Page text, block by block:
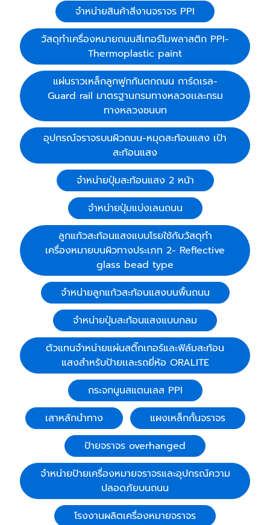
จำหน่ายสินค้าสีงานจราจร PPI
วัสดุทำเครื่องหมายถนนสีเทอร์โมพลาสติก PPI-
Thermoplastic paint
แผ่นราวเหล็กลูกฟูกกันตกถนน การ์ดเรล-
Guard rail มาตรฐานกรมทางหลวงเเละกรม
ทางหลวงชนบท
อุปกรณ์จราจรบนผิวถนน-หมุดสะท้อนแสง เป้า
สะท้อนแสง
จำหน่ายปุ่มสะท้อนแสง 2 หน้า
จำหน่ายปุ่มแบ่งเลนถนน
ลูกแก้วสะท้อนแสงแบบโรยใช้กับวัสดุทำ
เครื่องหมายบนผิวทางประเภท 2- Reflective
glass bead type
จำหน่ายลูกแก้วสะท้อนแสงบนพื้นถนน
จำหน่ายปุ่มสะท้อนแสงแบบกลม
ตัวแทนจำหน่ายแผ่นสติ๊กเกอร์และฟิล์มสะท้อน
แสงสำหรับป้ายเเละรถยี่ห้อ ORALITE
กระจกนูนสแตนเลส PPI
เสาหลักนำทาง
แผงเหล็กกั้นจราจร
ป้ายจราจร overhanged
จำหน่ายป้ายเครื่องหมายจราจรและอุปกรณ์ความ
ปลอดภัยบนถนน
โรงงานผลิตเครื่องหมายจราจร